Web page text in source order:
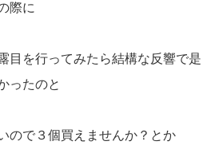
際に
目を行ってみたら結構な反響で是
ったのと
ので３個買えませんか？とか